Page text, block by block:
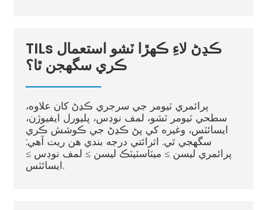
TILs ڪڍڻ لاءِ ڪهڙا ٽشو استعمال
ڪري سگهجن ٿا؟
پرائمري ٽيومر جي سرجري ڪڍڻ کان علاوه،
سطحي ٽيومر ٽشو، لمف نوڊس، پليورل ايفيوژن،
ايسائٽس، وغيره کي پڻ ڪڍڻ جي ڪوشش ڪري
سگهجي ٿي. اثرائتي درجه بندي هن ريت آهي:
پرائمري ليسن ≥ ميٽاسٽيٽڪ ليسن ≥ لمف نوڊس ≥
ايسائٽس.